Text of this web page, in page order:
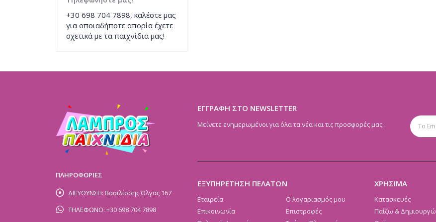
+30 698 704 7898, καλέστε μας
για οποιαδήποτε απορία έχετε
σχετικά με τα παιχνίδια μας!
ΠΛΗΡΟΦΟΡΙΕΣ
ΔΙΕΥΘΥΝΣΗ: Βασιλίσσης Όλγας 167
ΤΗΛΕΦΩΝΟ: +30 698 704 7898
ΕΓΓΡΑΦΗ ΣΤΟ NEWSLETTER
Μείνετε ενημερωμένοι για όλα τα νέα και τις προσφορές μας.
ΕΞΥΠΗΡΕΤΗΣΗ ΠΕΛΑΤΩΝ
Εταιρεία
Επικοινωνία
Ο λογαριασμός μου
Επιστροφές
ΧΡΗΣΙΜΑ
Κατασκευές
Παίζω & Δημιουργώ